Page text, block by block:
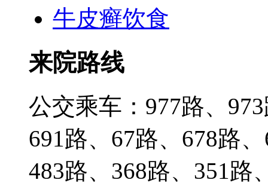
牛皮癣饮食
来院路线
公交乘车：977路、
691路、67路、678路
483路、368路、351路